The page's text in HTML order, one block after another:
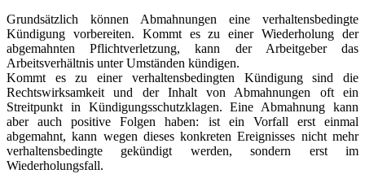
Grundsätzlich können Abmahnungen eine verhaltensbedingte
Kündigung vorbereiten. Kommt es zu einer Wiederholung der
abgemahnten Pflichtverletzung, kann der Arbeitgeber das
Arbeitsverhältnis unter Umständen kündigen.
Kommt es zu einer verhaltensbedingten Kündigung sind die
Rechtswirksamkeit und der Inhalt von Abmahnungen oft ein
Streitpunkt in Kündigungsschutzklagen. Eine Abmahnung kann
aber auch positive Folgen haben: ist ein Vorfall erst einmal
abgemahnt, kann wegen dieses konkreten Ereignisses nicht mehr
verhaltensbedingte gekündigt werden, sondern erst im
Wiederholungsfall.